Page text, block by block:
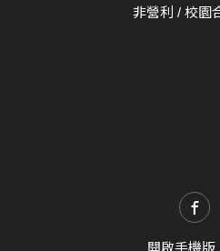
非營利 / 校園
開啟手機版